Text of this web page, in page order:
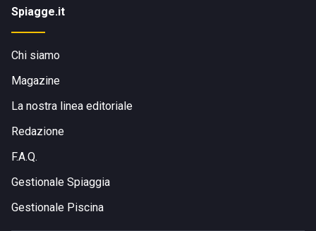
Spiagge.it
Chi siamo
Magazine
La nostra linea editoriale
Redazione
F.A.Q.
Gestionale Spiaggia
Gestionale Piscina